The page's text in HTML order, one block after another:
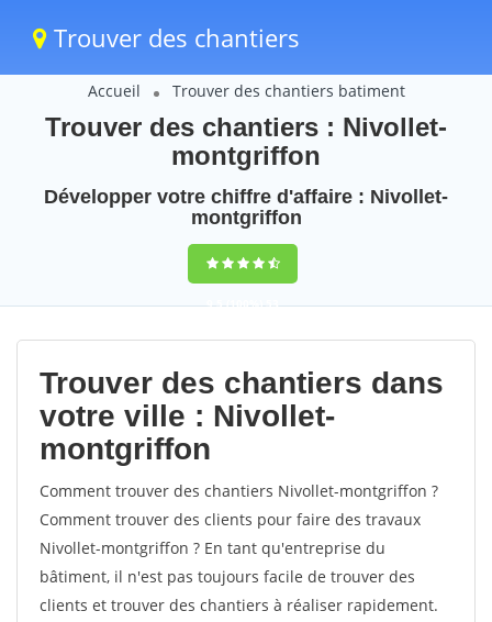
Trouver des chantiers
Accueil Trouver des chantiers batiment
Trouver des chantiers : Nivollet-
montgriffon
Développer votre chiffre d'affaire : Nivollet-
montgriffon
9,5(100%)53
votes
Trouver des chantiers dans
votre ville : Nivollet-
montgriffon
Comment trouver des chantiers Nivollet-montgriffon ?
Comment trouver des clients pour faire des travaux
Nivollet-montgriffon ? En tant qu'entreprise du
bâtiment, il n'est pas toujours facile de trouver des
clients et trouver des chantiers à réaliser rapidement.